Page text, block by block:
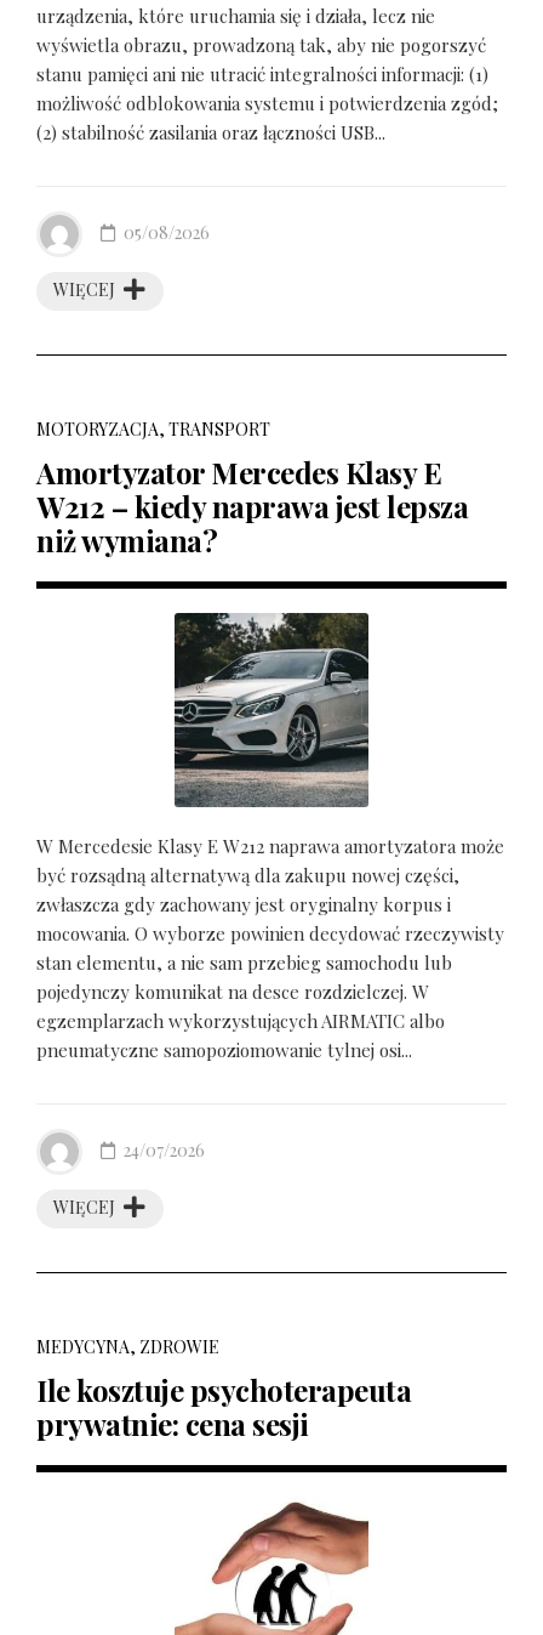
urządzenia, które uruchamia się i działa, lecz nie
wyświetla obrazu, prowadzoną tak, aby nie pogorszyć
stanu pamięci ani nie utracić integralności informacji: (1)
możliwość odblokowania systemu i potwierdzenia zgód;
(2) stabilność zasilania oraz łączności USB...
WIĘCEJ
05/08/2026
MOTORYZACJA, TRANSPORT
Amortyzator Mercedes Klasy E
W212 – kiedy naprawa jest lepsza
niż wymiana?
W Mercedesie Klasy E W212 naprawa amortyzatora może
być rozsądną alternatywą dla zakupu nowej części,
zwłaszcza gdy zachowany jest oryginalny korpus i
mocowania. O wyborze powinien decydować rzeczywisty
stan elementu, a nie sam przebieg samochodu lub
pojedynczy komunikat na desce rozdzielczej. W
egzemplarzach wykorzystujących AIRMATIC albo
pneumatyczne samopoziomowanie tylnej osi...
WIĘCEJ
24/07/2026
MEDYCYNA, ZDROWIE
Ile kosztuje psychoterapeuta
prywatnie: cena sesji